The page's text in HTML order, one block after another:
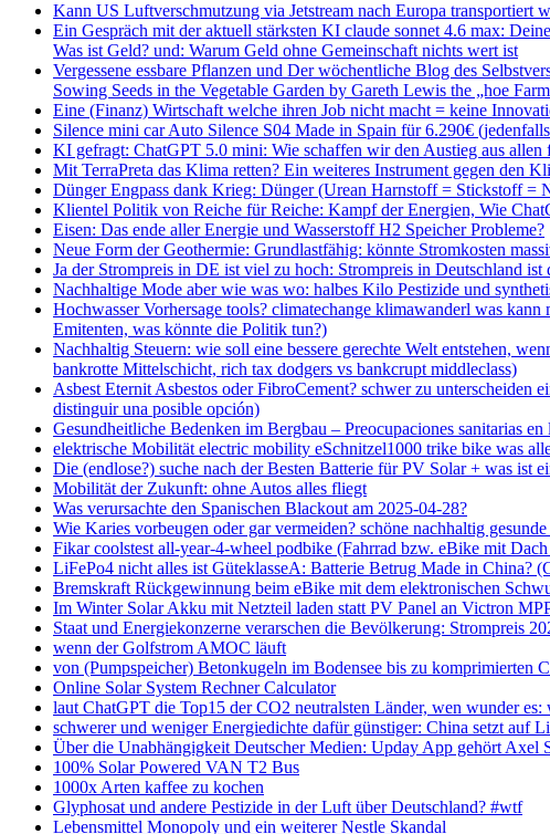
Kann US Luftverschmutzung via Jetstream nach Europa transportiert
Ein Gespräch mit der aktuell stärksten KI claude sonnet 4.6 max:
Was ist Geld? und: Warum Geld ohne Gemeinschaft nichts wert ist
Vergessene essbare Pflanzen und Der wöchentliche Blog des
Sowing Seeds in the Vegetable Garden by Gareth Lewis the „hoe
Eine (Finanz) Wirtschaft welche ihren Job nicht macht = keine
Silence mini car Auto Silence S04 Made in Spain für 6.290€
KI gefragt: ChatGPT 5.0 mini: Wie schaffen wir den Austieg aus allen
Mit TerraPreta das Klima retten? Ein weiteres Instrument gegen den
Dünger Engpass dank Krieg: Dünger (Urean Harnstoff = Stickstoff =
Klientel Politik von Reiche für Reiche: Kampf der Energien, Wie
Eisen: Das ende aller Energie und Wasserstoff H2 Speicher Probleme?
Neue Form der Geothermie: Grundlastfähig: könnte Stromkosten
Ja der Strompreis in DE ist viel zu hoch: Strompreis in Deutschland ist
Nachhaltige Mode aber wie was wo: halbes Kilo Pestizide und
Hochwasser Vorhersage tools? climatechange klimawanderl was
Emitenten, was könnte die Politik tun?)
Nachhaltig Steuern: wie soll eine bessere gerechte Welt entstehen,
bankrotte Mittelschicht, rich tax dodgers vs bankcrupt middleclass)
Asbest Eternit Asbestos oder FibroCement? schwer zu
distinguir una posible opción)
Gesundheitliche Bedenken im Bergbau – Preocupaciones sanitarias
elektrische Mobilität electric mobility eSchnitzel1000 trike bike was
Die (endlose?) suche nach der Besten Batterie für PV Solar + was
Mobilität der Zukunft: ohne Autos alles fliegt
Was verursachte den Spanischen Blackout am 2025-04-28?
Wie Karies vorbeugen oder gar vermeiden? schöne nachhaltig
Fikar coolstest all-year-4-wheel podbike (Fahrrad bzw. eBike mit
LiFePo4 nicht alles ist GüteklasseA: Batterie Betrug Made in China?
Bremskraft Rückgewinnung beim eBike mit dem elektronischen
Im Winter Solar Akku mit Netzteil laden statt PV Panel an Victron
Staat und Energiekonzerne verarschen die Bevölkerung: Strompreis
wenn der Golfstrom AMOC läuft
von (Pumpspeicher) Betonkugeln im Bodensee bis zu komprimierten
Online Solar System Rechner Calculator
laut ChatGPT die Top15 der CO2 neutralsten Länder, wen wunder
schwerer und weniger Energiedichte dafür günstiger: China setzt auf
Über die Unabhängigkeit Deutscher Medien: Upday App gehört
100% Solar Powered VAN T2 Bus
1000x Arten kaffee zu kochen
Glyphosat und andere Pestizide in der Luft über Deutschland? #wtf
Lebensmittel Monopoly und ein weiterer Nestle Skandal